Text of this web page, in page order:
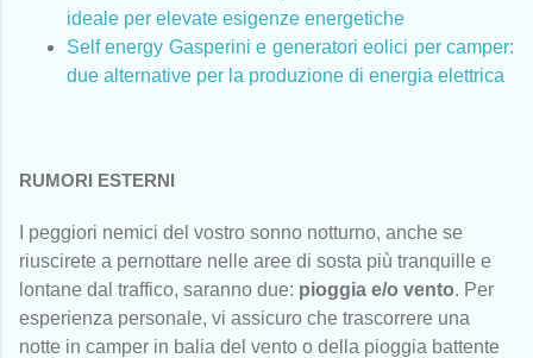
ideale per elevate esigenze energetiche
Self energy Gasperini e generatori eolici per camper:
due alternative per la produzione di energia elettrica
RUMORI ESTERNI
I peggiori nemici del vostro sonno notturno, anche se
riuscirete a pernottare nelle aree di sosta più tranquille e
lontane dal traffico, saranno due: pioggia e/o vento. Per
esperienza personale, vi assicuro che trascorrere una
notte in camper in balia del vento o della pioggia battente